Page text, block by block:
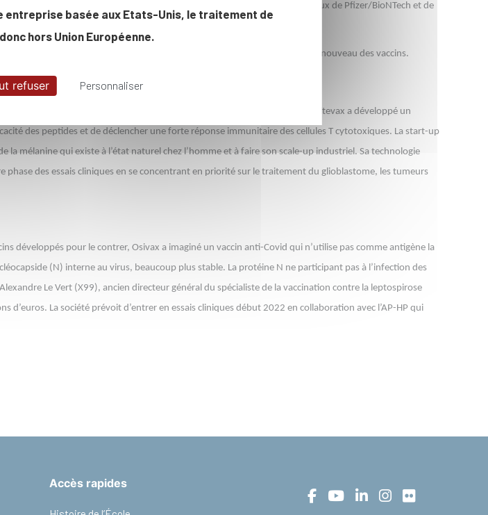
contre la Covid-19 à avoir réussi avec succès les essais cliniques (ceux de Pfizer/BioNTech et de
mais qui n’avait encoure jamais été éprouvée sur l’homme.
l’X ou fondées par d’anciens polytechniciens sont emblématiques de ce renouveau des vaccins.
et le professeur Antoine Carpentier de l'hôpital Saint-Louis (Paris), Altevax a développé un
des peptides et de déclencher une forte réponse immunitaire des cellules T cytotoxiques. La start-up
mélanine qui existe à l’état naturel chez l’homme et à faire son scale-up industriel. Sa technologie
des essais cliniques en se concentrant en priorité sur le traitement du glioblastome, les tumeurs
développés pour le contrer, Osivax a imaginé un vaccin anti-Covid qui n’utilise pas comme antigène la
(N) interne au virus, beaucoup plus stable. La protéine N ne participant pas à l’infection des
Le Vert (X99), ancien directeur général du spécialiste de la vaccination contre la leptospirose
La société prévoit d’entrer en essais cliniques début 2022 en collaboration avec l’AP-HP qui
Accès rapides
entreprise basée aux Etats-Unis, le traitement de
hors Union Européenne.
refuser Personnaliser